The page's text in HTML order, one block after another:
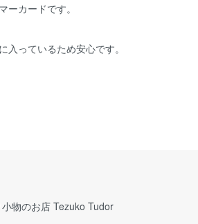
ーカードです。
入っているため安心です。
物のお店 Tezuko Tudor